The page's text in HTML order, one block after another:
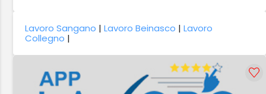
Lavoro Sangano |Lavoro Beinasco |Lavoro
Collegno |